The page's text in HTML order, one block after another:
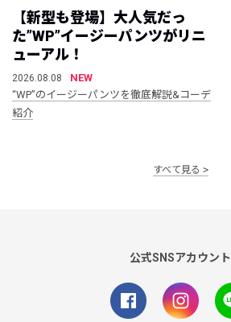
【新型も登場】大人気だっ
た”WP”イージーパンツがリニ
ューアル！
2026.08.08
NEW
“WP”のイージーパンツを徹底解説&コーデ
紹介
すべて見る
公式SNSアカウント